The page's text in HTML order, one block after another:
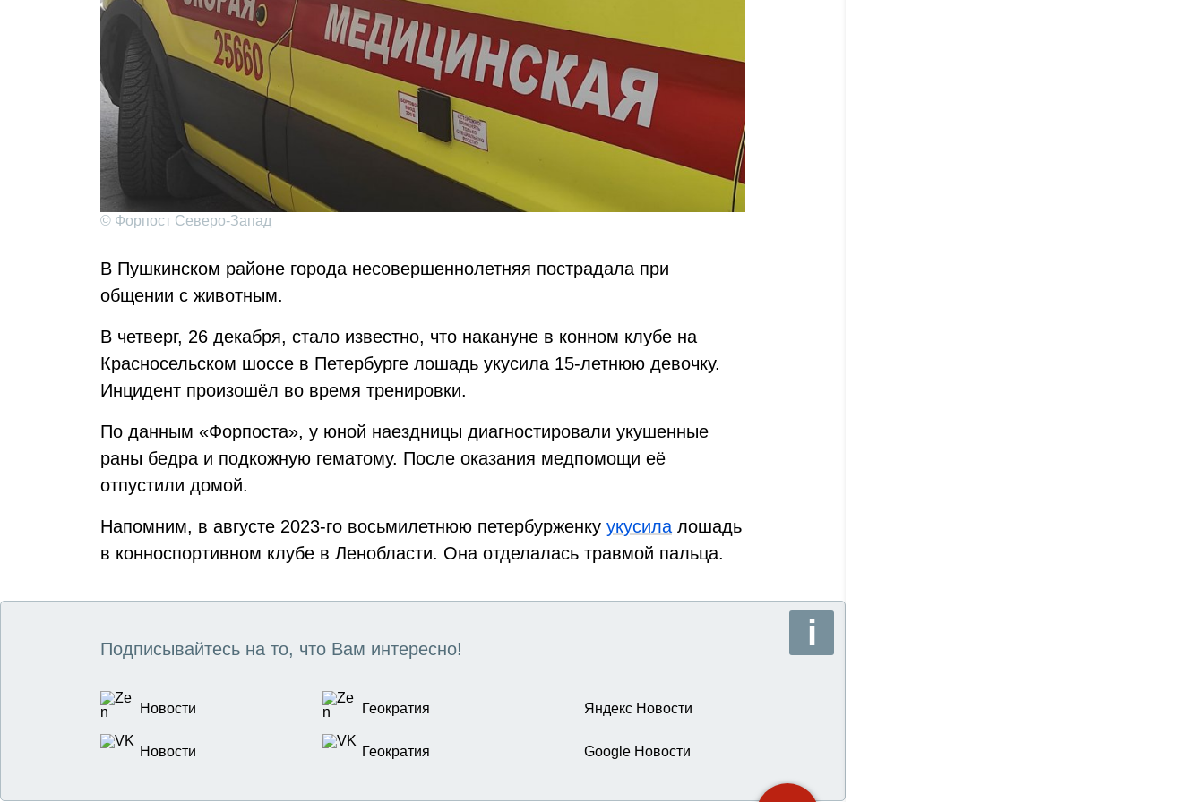
© Форпост Северо-Запад
В Пушкинском районе города несовершеннолетняя пострадала при
общении с животным.
В четверг, 26 декабря, стало известно, что накануне в конном клубе на
Красносельском шоссе в Петербурге лошадь укусила 15-летнюю девочку.
Инцидент произошёл во время тренировки.
По данным «Форпоста», у юной наездницы диагностировали укушенные
раны бедра и подкожную гематому. После оказания медпомощи её
отпустили домой.
Напомним, в августе 2023-го восьмилетнюю петербурженку укусила лошадь
в конноспортивном клубе в Ленобласти. Она отделалась травмой пальца.
Подписывайтесь на то, что Вам интересно!
Новости Геократия Яндекс Новости
Новости Геократия Google Новости